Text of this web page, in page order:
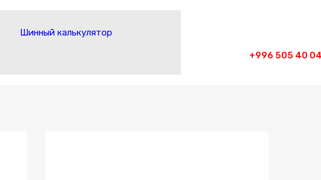
+996 505 40
Шинный калькулятор